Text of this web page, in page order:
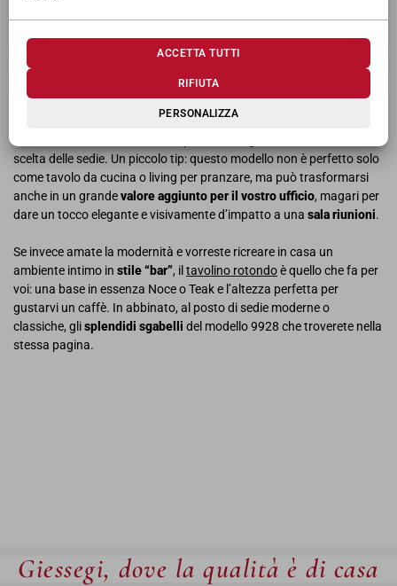
PERSONALIZZA
RIFIUTA
ACCETTA TUTTI
tavoli e sedie dal mood grandioso in un loft dal sapore cittadino,
magari in un open space con una zona dedicata alla sala da
Siete grandi appassionati deldesign anni ’60 e ’70
scelta delle sedie. Un piccolo tip: questo modello non è perfetto solo
come tavolo da cucina o living per pranzare, ma può trasformarsi
anche in un grandevalore aggiunto per il vostro ufficio, magari per
dare un tocco elegante e visivamente d’impatto a una sala riunioni.
Se invece amate la modernità e vorreste ricreare in casa un
ambiente intimo in stile “bar”, il tavolino rotondoè quello che fa per
voi: una base in essenza Noce o Teak e l’altezza perfetta per
gustarvi un caffè. In abbinato, al posto di sedie moderne o
classiche, glisplendidi sgabelli del modello 9928 che troverete nella
stessa pagina.
Giessegi, dove la qualità è di casa